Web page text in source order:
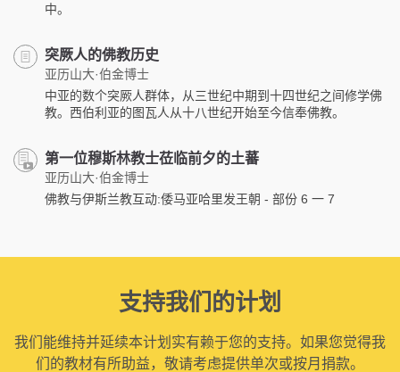
中。
突厥人的佛教历史
亚历山大·伯金博士
中亚的数个突厥人群体，从三世纪中期到十四世纪之间修学佛
教。西伯利亚的图瓦人从十八世纪开始至今信奉佛教。
第一位穆斯林教士莅临前夕的土蕃
亚历山大·伯金博士
佛教与伊斯兰教互动:倭马亚哈里发王朝 - 部份 6 一 7
支持我们的计划
我们能维持并延续本计划实有赖于您的支持。如果您觉得我
们的教材有所助益，敬请考虑提供单次或按月捐款。